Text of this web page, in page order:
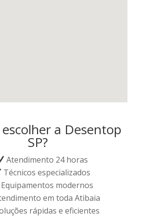
a Desentop
SP?
Atendimento 24 horas
Técnicos especializados
Equipamentos modernos
em toda Atibaia
rápidas e eficientes